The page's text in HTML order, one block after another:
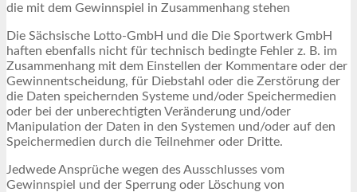
die mit dem Gewinnspiel in Zusammenhang stehen
Die Sächsische Lotto-GmbH und die Die Sportwerk GmbH
haften ebenfalls nicht für technisch bedingte Fehler z. B. im
Zusammenhang mit dem Einstellen der Kommentare oder der
Gewinnentscheidung, für Diebstahl oder die Zerstörung der
die Daten speichernden Systeme und/oder Speichermedien
oder bei der unberechtigten Veränderung und/oder
Manipulation der Daten in den Systemen und/oder auf den
Speichermedien durch die Teilnehmer oder Dritte.
Jedwede Ansprüche wegen des Ausschlusses vom
Gewinnspiel und der Sperrung oder Löschung von